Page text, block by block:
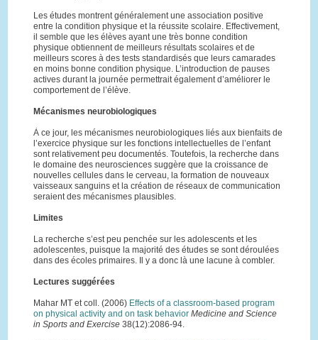
Les études montrent généralement une association positive
entre la condition physique et la réussite scolaire. Effectivement,
il semble que les élèves ayant une très bonne condition
physique obtiennent de meilleurs résultats scolaires et de
meilleurs scores à des tests standardisés que leurs camarades
en moins bonne condition physique. L’introduction de pauses
actives durant la journée permettrait également d’améliorer le
comportement de l’élève.
Mécanismes neurobiologiques
À ce jour, les mécanismes neurobiologiques liés aux bienfaits de
l’exercice physique sur les fonctions intellectuelles de l’enfant
sont relativement peu documentés. Toutefois, la recherche dans
le domaine des neurosciences suggère que la croissance de
nouvelles cellules dans le cerveau, la formation de nouveaux
vaisseaux sanguins et la création de réseaux de communication
seraient des mécanismes plausibles.
Limites
La recherche s’est peu penchée sur les adolescents et les
adolescentes, puisque la majorité des études se sont déroulées
dans des écoles primaires. Il y a donc là une lacune à combler.
Lectures suggérées
Mahar MT et coll. (2006) Effects of a classroom-based program
on physical activity and on task behavior Medicine and Science
in Sports and Exercise38(12):2086-94.